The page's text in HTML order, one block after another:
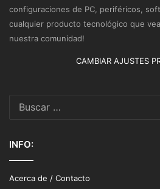
configuraciones de PC, periféricos,
cualquier producto tecnológico que
nuestra comunidad!
CAMBIAR AJUSTES
INFO:
Acerca de / Contacto